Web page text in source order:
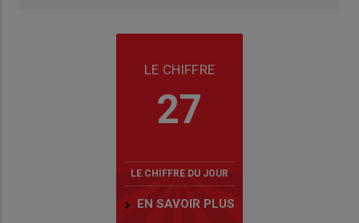
LE CHIFFRE
27
LE CHIFFRE DU JOUR
EN SAVOIR PLUS